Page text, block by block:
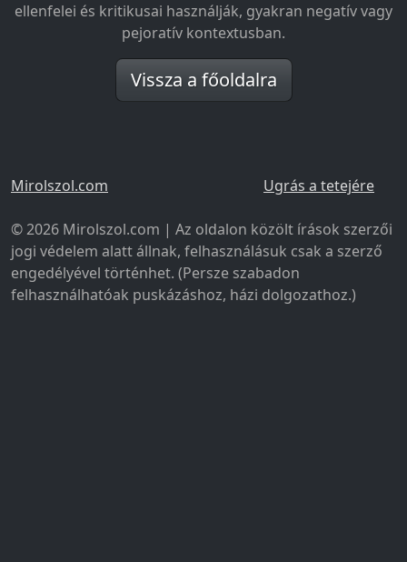
ellenfelei és kritikusai használják, gyakran negatív vagy
pejoratív kontextusban.
Vissza a főoldalra
Ugrás a tetejére
Mirolszol.com
© 2026 Mirolszol.com | Az oldalon közölt írások szerzői
jogi védelem alatt állnak, felhasználásuk csak a szerző
engedélyével történhet. (Persze szabadon
felhasználhatóak puskázáshoz, házi dolgozathoz.)